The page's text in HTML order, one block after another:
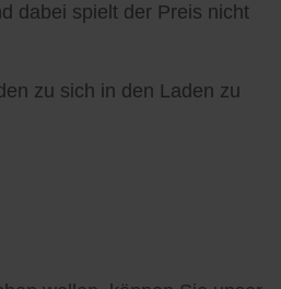
dabei spielt der Preis nicht
zu sich in den Laden zu